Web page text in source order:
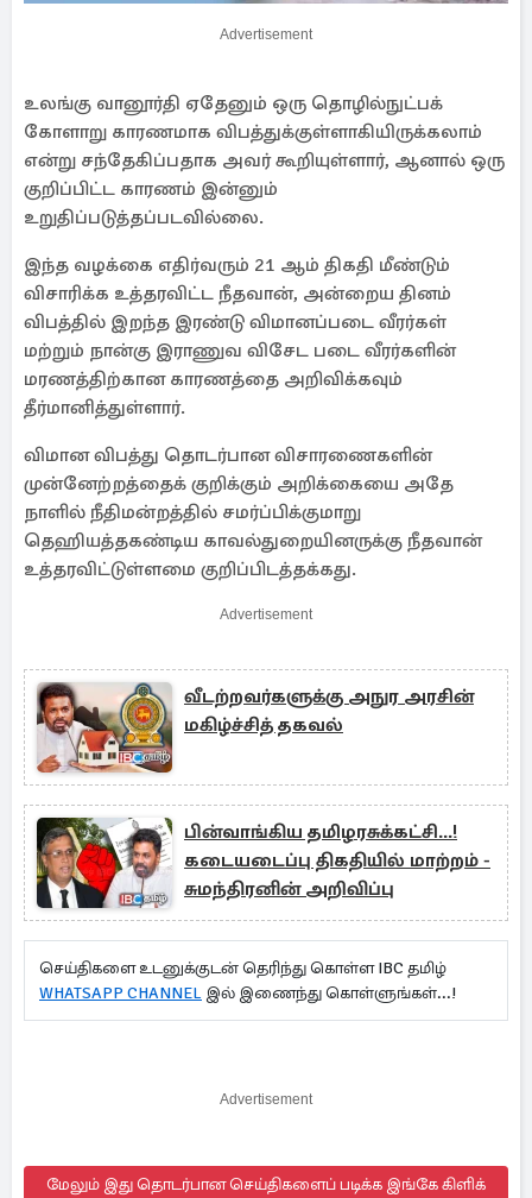
Advertisement
உலங்கு வானூர்தி ஏதேனும் ஒரு தொழில்நுட்பக்
கோளாறு காரணமாக விபத்துக்குள்ளாகியிருக்கலாம்
என்று சந்தேகிப்பதாக அவர் கூறியுள்ளார், ஆனால் ஒரு
குறிப்பிட்ட காரணம் இன்னும்
உறுதிப்படுத்தப்படவில்லை.
இந்த வழக்கை எதிர்வரும் 21 ஆம் திகதி மீண்டும்
விசாரிக்க உத்தரவிட்ட நீதவான், அன்றைய தினம்
விபத்தில் இறந்த இரண்டு விமானப்படை வீரர்கள்
மற்றும் நான்கு இராணுவ விசேட படை வீரர்களின்
மரணத்திற்கான காரணத்தை அறிவிக்கவும்
தீர்மானித்துள்ளார்.
விமான விபத்து தொடர்பான விசாரணைகளின்
முன்னேற்றத்தைக் குறிக்கும் அறிக்கையை அதே
நாளில் நீதிமன்றத்தில் சமர்ப்பிக்குமாறு
தெஹியத்தகண்டிய காவல்துறையினருக்கு நீதவான்
உத்தரவிட்டுள்ளமை குறிப்பிடத்தக்கது.
Advertisement
வீடற்றவர்களுக்கு அநுர அரசின்
மகிழ்ச்சித் தகவல்
பின்வாங்கிய தமிழரசுக்கட்சி...!
கடையடைப்பு திகதியில் மாற்றம் -
சுமந்திரனின் அறிவிப்பு
செய்திகளை உடனுக்குடன் தெரிந்து கொள்ள IBC தமிழ்
WHATSAPP CHANNEL இல் இணைந்து கொள்ளுங்கள்...!
Advertisement
மேலும் இது தொடர்பான செய்திகளைப் படிக்க இங்கே கிளிக்